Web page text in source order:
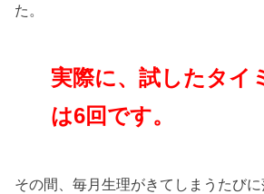
た。
実際に、試したタイ
は6回です。
その間、毎月生理がきてしまうたび